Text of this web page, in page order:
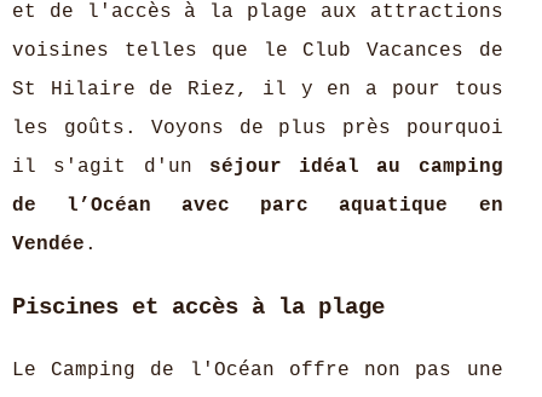
et de l'accès à la plage aux attractions
voisines telles que le Club Vacances de
St Hilaire de Riez, il y en a pour tous
les goûts. Voyons de plus près pourquoi
il s'agit d'un séjour idéal au camping
de l’Océan avec parc aquatique en
Vendée .
Piscines et accès à la plage
Le Camping de l'Océan offre non pas une